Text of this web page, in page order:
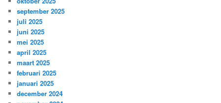
september 2025
juli 2025
juni 2025
mei 2025
april 2025
maart 2025
februari 2025
januari 2025
december 2024